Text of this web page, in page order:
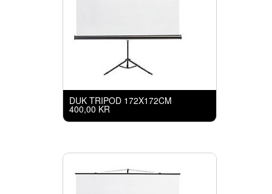
DUK TRIPOD 172X172CM
400,00 KR